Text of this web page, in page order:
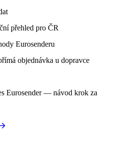
přehled pro ČR
Eurosenderu
objednávka u dopravce
Eurosender — návod krok za
arrow_forward